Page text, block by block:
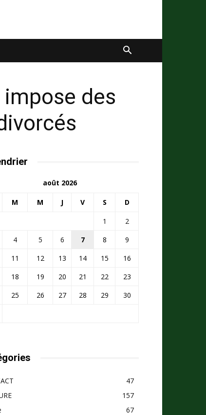
des
août 2026
M M J V S D
1
2
4 5 6 7 8
9
11 12 13 14 15
16
18 19 20 21 22
23
25 26 27 28 29
30
47
157
67